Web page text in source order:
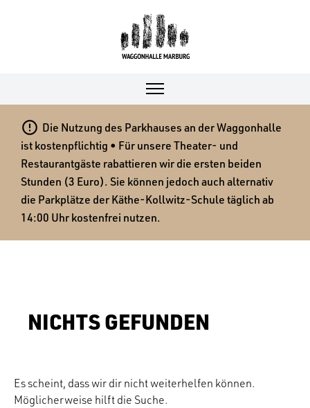
 Die Nutzung des Parkhauses an der Waggonhalle
ist kostenpflichtig • Für unsere Theater- und
Restaurantgäste rabattieren wir die ersten beiden
Stunden (3 Euro). Sie können jedoch auch alternativ
die Parkplätze der Käthe-Kollwitz-Schule täglich ab
14:00 Uhr kostenfrei nutzen.
NICHTS GEFUNDEN
Es scheint, dass wir dir nicht weiterhelfen können.
Möglicherweise hilft die Suche.